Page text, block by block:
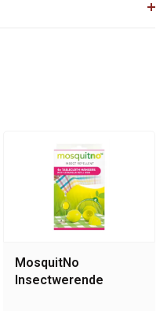
MosquitNo
Insectwerende